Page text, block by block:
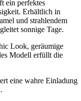
ein perfektes
Erhältlich in
und strahlendem
sonnige Tage.
Look, geräumige
Modell erfüllt die
eine wahre Einladung